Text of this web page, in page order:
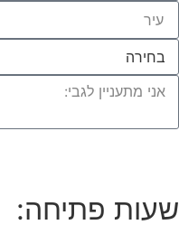
שעות פתיחה: